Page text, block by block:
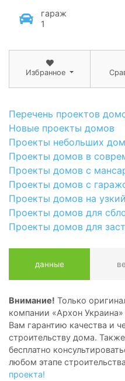
гараж
1
Избранное
Перечень проектов
Новые проекты домов
Проекты небольших
Проекты домов в
Проекты домов с
Проекты домов с
Проекты домов на
Проекты домов для
Проекты домов для
данные
Внимание! Только
компании «Архон
Вам гарантию качества и
строительству дома.
бесплатно
любом этапе
проекта!